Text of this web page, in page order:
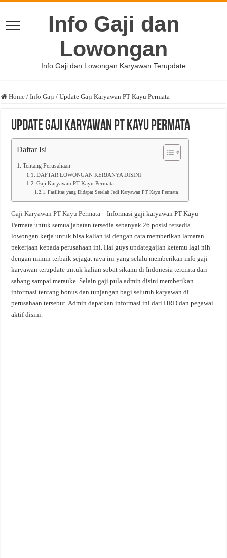
Info Gaji dan
Lowongan
Info Gaji dan Lowongan Karyawan Terupdate
Home / Info Gaji / Update Gaji Karyawan PT Kayu Permata
Update Gaji Karyawan PT Kayu Permata
Daftar Isi
Tentang Perusahaan
DAFTAR LOWONGAN KERJANYA DISINI
Gaji Karyawan PT Kayu Permata
Fasilitas yang Didapat Setelah Jadi Karyawan PT Kayu Permata
Gaji Karyawan PT Kayu Permata – Informasi gaji karyawan PT Kayu
Permata untuk semua jabatan tersedia sebanyak 26 posisi tersedia
lowongan kerja untuk bisa kalian isi dengan cara memberikan lamaran
pekerjaan kepada perusahaan ini. Hai guysupdategajian ketemu lagi nih
dengan mimin terbaik sejagat raya ini yang selalu memberikan info gaji
karyawan terupdate untuk kalian sobat sikami di Indonesia tercinta dari
sabang sampai merauke. Selain gaji pula admin disini memberikan
informasi tentang bonus dan tunjangan bagi seluruh karyawan di
perusahaan tersebut. Admin dapatkan informasi ini dari HRD dan pegawai
aktif disini.